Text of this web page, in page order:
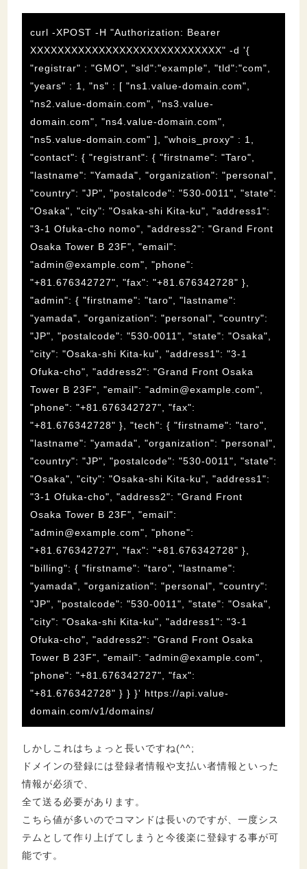
curl -XPOST -H "Authorization: Bearer
XXXXXXXXXXXXXXXXXXXXXXXXXXXX" -d '{
"registrar" : "GMO", "sld":"example", "tld":"com",
"years" : 1, "ns" : [ "ns1.value-domain.com",
"ns2.value-domain.com", "ns3.value-
domain.com", "ns4.value-domain.com",
"ns5.value-domain.com" ], "whois_proxy" : 1,
"contact": { "registrant": { "firstname": "Taro",
"lastname": "Yamada", "organization": "personal",
"country": "JP", "postalcode": "530-0011", "state":
"Osaka", "city": "Osaka-shi Kita-ku", "address1":
"3-1 Ofuka-cho nomo", "address2": "Grand Front
Osaka Tower B 23F", "email":
"admin@example.com", "phone":
"+81.676342727", "fax": "+81.676342728" },
"admin": { "firstname": "taro", "lastname":
"yamada", "organization": "personal", "country":
"JP", "postalcode": "530-0011", "state": "Osaka",
"city": "Osaka-shi Kita-ku", "address1": "3-1
Ofuka-cho", "address2": "Grand Front Osaka
Tower B 23F", "email": "admin@example.com",
"phone": "+81.676342727", "fax":
"+81.676342728" }, "tech": { "firstname": "taro",
"lastname": "yamada", "organization": "personal",
"country": "JP", "postalcode": "530-0011", "state":
"Osaka", "city": "Osaka-shi Kita-ku", "address1":
"3-1 Ofuka-cho", "address2": "Grand Front
Osaka Tower B 23F", "email":
"admin@example.com", "phone":
"+81.676342727", "fax": "+81.676342728" },
"billing": { "firstname": "taro", "lastname":
"yamada", "organization": "personal", "country":
"JP", "postalcode": "530-0011", "state": "Osaka",
"city": "Osaka-shi Kita-ku", "address1": "3-1
Ofuka-cho", "address2": "Grand Front Osaka
Tower B 23F", "email": "admin@example.com",
"phone": "+81.676342727", "fax":
"+81.676342728" } } }' https://api.value-
domain.com/v1/domains/
しかしこれはちょっと長いですね(^^;
ドメインの登録には登録者情報や支払い者情報といった
情報が必須で、
全て送る必要があります。
こちら値が多いのでコマンドは長いのですが、一度シス
テムとして作り上げてしまうと今後楽に登録する事が可
能です。